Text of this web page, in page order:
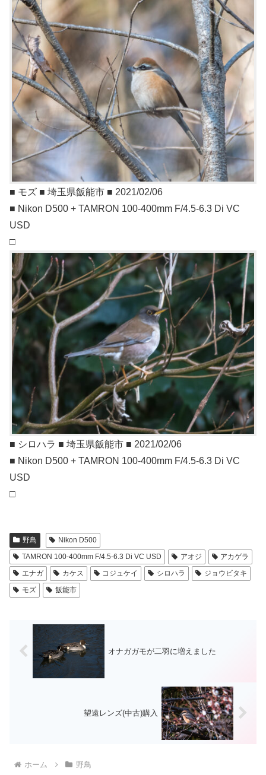
■ モズ ■ 埼玉県飯能市 ■ 2021/02/06
■ Nikon D500 + TAMRON 100-400mm F/4.5-6.3 Di VC
USD
□
■ シロハラ ■ 埼玉県飯能市 ■ 2021/02/06
■ Nikon D500 + TAMRON 100-400mm F/4.5-6.3 Di VC
USD
□
野鳥
Nikon D500
TAMRON 100-400mm F/4.5-6.3 Di VC USD
アオジ
アカゲラ
エナガ
カケス コジュケイ シロハラ
ジョウビタキ
モズ
飯能市
オナガガモが二羽に増えました
望遠レンズ(中古)購入
ホーム 野鳥